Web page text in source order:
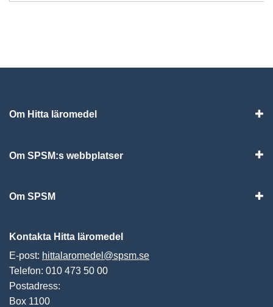
Om Hitta läromedel
Om SPSM:s webbplatser
Om SPSM
Kontakta Hitta läromedel
E-post: hittalaromedel@spsm.se
Telefon: 010 473 50 00
Postadress:
Box 1100